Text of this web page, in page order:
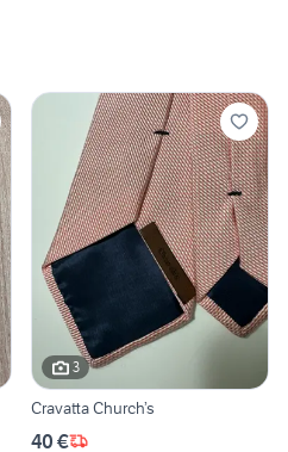
3
Cravatta Church’s
40 €